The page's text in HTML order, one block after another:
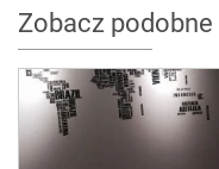
Zobacz